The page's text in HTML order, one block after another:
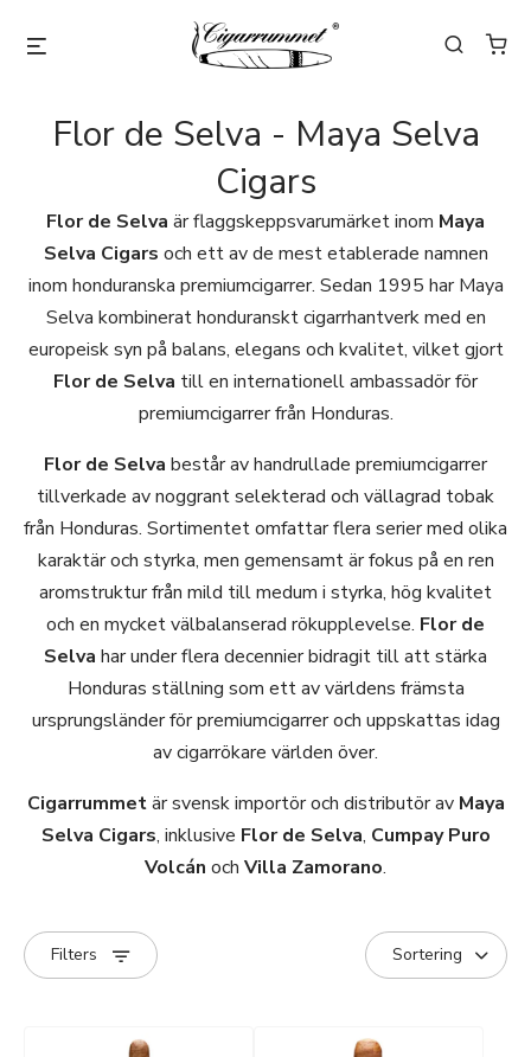
Flor de Selva - Maya Selva
Cigars
Flor de Selva är flaggskeppsvarumärket inom Maya
Selva Cigars och ett av de mest etablerade namnen
inom honduranska premiumcigarrer. Sedan 1995 har Maya
Selva kombinerat honduranskt cigarrhantverk med en
europeisk syn på balans, elegans och kvalitet, vilket gjort
Flor de Selva till en internationell ambassadör för
premiumcigarrer från Honduras.
Flor de Selva består av handrullade premiumcigarrer
tillverkade av noggrant selekterad och vällagrad tobak
från Honduras. Sortimentet omfattar flera serier med olika
karaktär och styrka, men gemensamt är fokus på en ren
aromstruktur från mild till medum i styrka, hög kvalitet
och en mycket välbalanserad rökupplevelse. Flor de
Selva har under flera decennier bidragit till att stärka
Honduras ställning som ett av världens främsta
ursprungsländer för premiumcigarrer och uppskattas idag
av cigarrökare världen över.
Cigarrummetär svensk importör och distributör av Maya
Selva Cigars, inklusive Flor de Selva, Cumpay Puro
Volcán och Villa Zamorano.
Filters